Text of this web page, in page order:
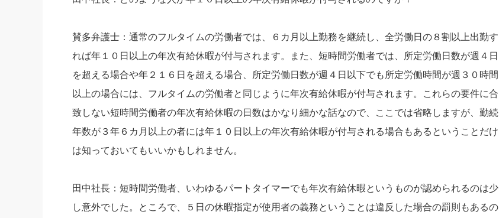
賛多弁護士：通常のフルタイムの労働者では、６カ月以上勤務を継続し、全労働日の８割以上出勤す
れば年１０日以上の年次有給休暇が付与されます。また、短時間労働者では、所定労働日数が週４日
を超える場合や年２１６日を超える場合、所定労働日数が週４日以下でも所定労働時間が週３０時間
以上の場合には、フルタイムの労働者と同じように年次有給休暇が付与されます。これらの要件に合
致しない短時間労働者の年次有給休暇の日数はかなり細かな話なので、ここでは省略しますが、勤続
年数が３年６カ月以上の者には年１０日以上の年次有給休暇が付与される場合もあるということだけ
は知っておいてもいいかもしれません。
田中社長：短時間労働者、いわゆるパートタイマーでも年次有給休暇というものが認められるのは少
し意外でした。ところで、５日の休暇指定が使用者の義務ということは違反した場合の罰則もあるの